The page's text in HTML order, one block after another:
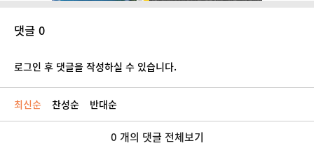
댓글 0
로그인 후 댓글을 작성하실 수 있습니다.
최신순 찬성순 반대순
0 개의 댓글 전체보기